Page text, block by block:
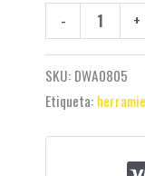
- +
SKU: DWA0805
Etiqueta: